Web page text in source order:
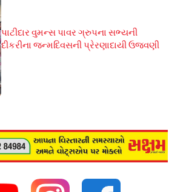
પાટીદાર વુમન્સ પાવર ગ્રુપના સભ્યની
દીકરીના જન્મદિવસની પ્રેરણાદાયી ઉજવણી